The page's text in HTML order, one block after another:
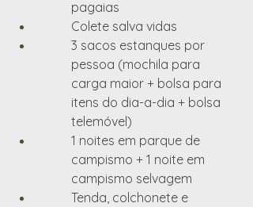
pagaias
Colete salva vidas
3 sacos estanques por
pessoa (mochila para
carga maior + bolsa para
itens do dia-a-dia + bolsa
telemóvel)
1 noites em parque de
campismo + 1 noite em
campismo selvagem
Tenda, colchonete e